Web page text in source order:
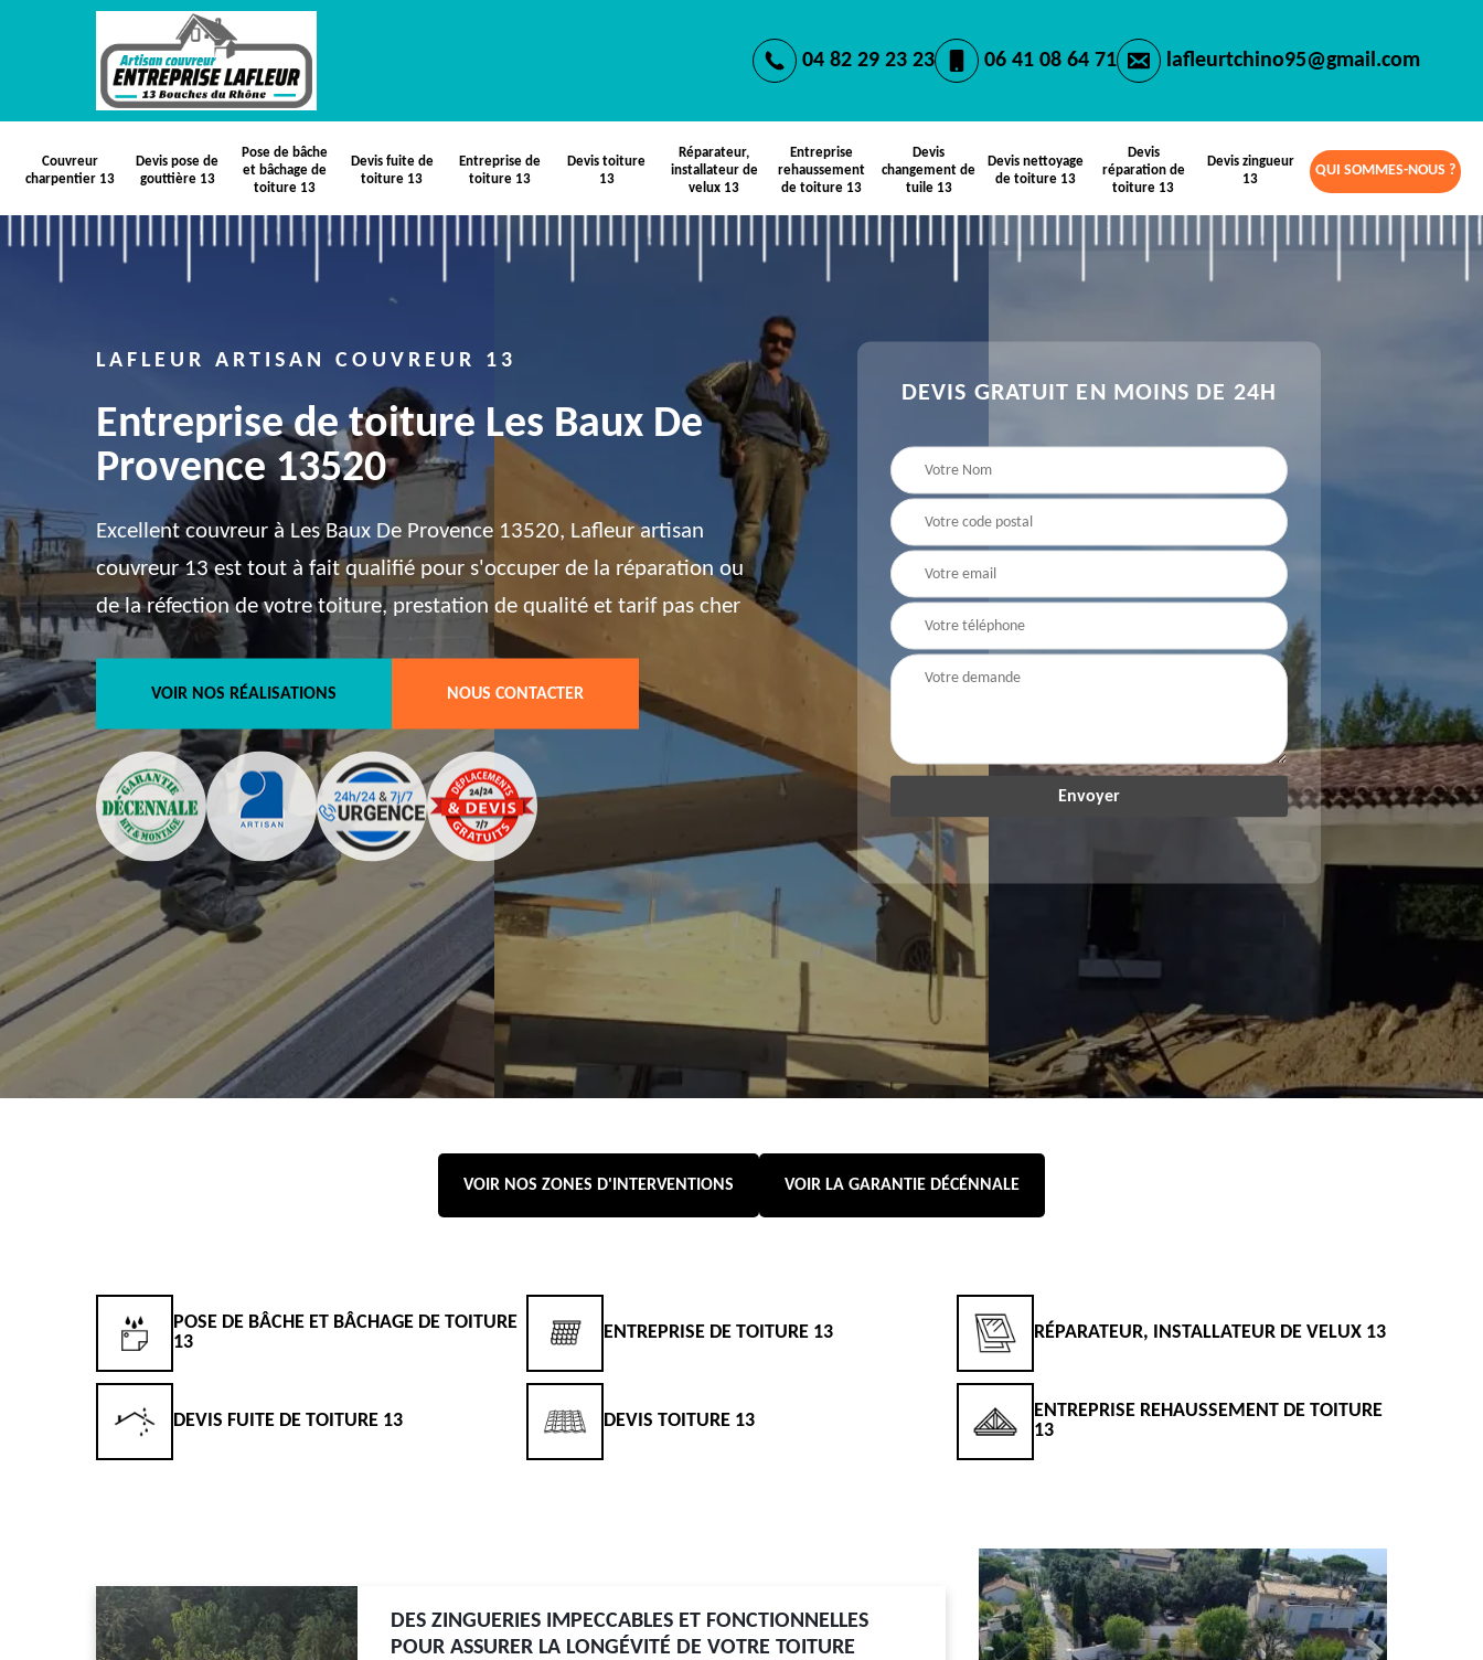
04 82 29 23 23 06 41 08 64 71 lafleurtchino95@gmail.com
Couvreur
charpentier 13
Devis pose de
gouttière 13
Pose de bâche
et bâchage de
toiture 13
Devis fuite de
toiture 13
Entreprise de
toiture 13
Devis toiture
13
Réparateur,
installateur de
velux 13
Entreprise
rehaussement
de toiture 13
Devis
changement de
tuile 13
Devis nettoyage
de toiture 13
Devis
réparation de
toiture 13
Devis zingueur
13
QUI SOMMES-NOUS ?
LAFLEUR ARTISAN COUVREUR 13
Entreprise de toiture Les Baux De
Provence 13520
Excellent couvreur à Les Baux De Provence 13520, Lafleur artisan
couvreur 13 est tout à fait qualifié pour s'occuper de la réparation ou
de la réfection de votre toiture, prestation de qualité et tarif pas cher
VOIR NOS RÉALISATIONS NOUS CONTACTER
DEVIS GRATUIT EN MOINS DE 24H
VOIR NOS ZONES D'INTERVENTIONS VOIR LA GARANTIE DÉCÉNNALE
POSE DE BÂCHE ET BÂCHAGE DE TOITURE
13
DEVIS FUITE DE TOITURE 13
ENTREPRISE DE TOITURE 13
DEVIS TOITURE 13
RÉPARATEUR, INSTALLATEUR DE VELUX 13
ENTREPRISE REHAUSSEMENT DE TOITURE
13
DES ZINGUERIES IMPECCABLES ET FONCTIONNELLES
POUR ASSURER LA LONGÉVITÉ DE VOTRE TOITURE